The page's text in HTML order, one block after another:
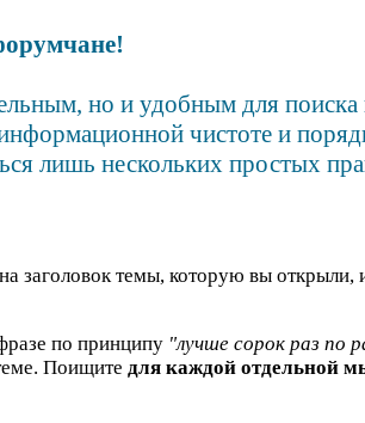
но и удобным для
чистоте и
лишь нескольких простых
заголовок темы, которую вы
по принципу "лучше сорок раз по
Поищите для каждой отдельной